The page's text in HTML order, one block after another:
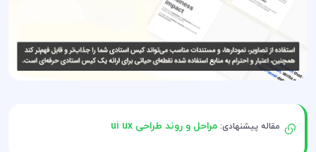
مقاله پیشنهادی:مراحل و روند طراحی ui ux